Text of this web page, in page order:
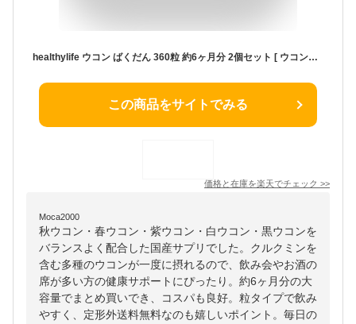
healthylife ウコン ばくだん 360粒 約6ヶ月分 2個セット [ ウコンばくだん ウコン爆弾 秋ウコン 春ウコン 紫ウコン 白ウコン 黒ウコン クルクミン サプリ サプリメント 粒 大容量 二日酔い 飲み会 お酒 肝臓エキス まとめ買い 国産 ] 【 定形外 送料無料 】
この商品をサイトでみる
価格と在庫を楽天でチェック >>
Moca2000
秋ウコン・春ウコン・紫ウコン・白ウコン・黒ウコンを
バランスよく配合した国産サプリでした。クルクミンを
含む多種のウコンが一度に摂れるので、飲み会やお酒の
席が多い方の健康サポートにぴったり。約6ヶ月分の大
容量でまとめ買いでき、コスパも良好。粒タイプで飲み
やすく、定形外送料無料なのも嬉しいポイント。毎日の